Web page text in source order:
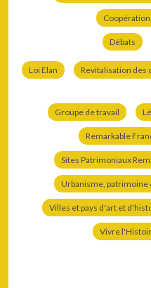
Débats
Loi Elan Revitalisation des
Groupe de travail
Remarkable
Sites Patrimoniaux
Urbanisme, patrimoine
Villes et pays d'art et
Vivre